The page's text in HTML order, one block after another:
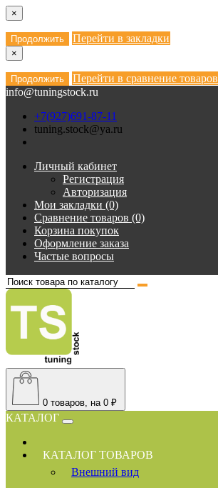
×
Продолжить Перейти в закладки
×
Продолжить
Перейти в сравнение товаров
info@tuningstock.ru
+7(927)691-87-11
tuning.stock@ya.ru
Личный кабинет
Регистрация
Авторизация
Мои закладки (0)
Сравнение товаров (0)
Корзина покупок
Оформление заказа
Частые вопросы
0 товаров, на 0 ₽
КАТАЛОГ
КАТАЛОГ ТОВАРОВ
Внешний вид